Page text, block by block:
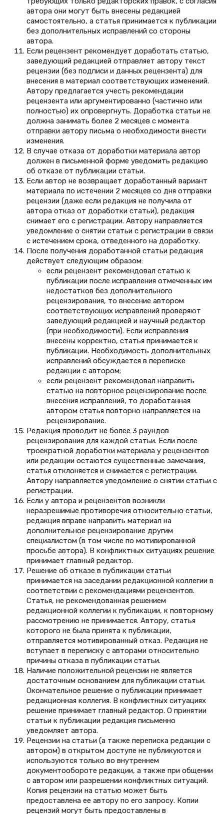
автора они могут быть внесены редакцией
самостоятельно, а статья принимается к публикации
без дополнительных исправлений со стороны
автора.
Если рецензент рекомендует доработать статью,
заведующий редакцией отправляет автору текст
рецензии (без подписи и данных рецензента) для
внесения в материал соответствующих изменений.
Автору предлагается учесть рекомендации
рецензента или аргументированно (частично или
полностью) их опровергнуть. Доработка статьи не
должна занимать более 2 месяцев с момента
отправки автору письма о необходимости внести
изменения.
В случае отказа от доработки материала автор
должен в письменной форме уведомить редакцию
об отказе от публикации статьи.
Если автор не возвращает доработанный вариант
материала по истечении 2 месяцев со дня отправки
рецензии (даже если редакция не получила от
автора отказ от доработки статьи), редакция
снимает его с регистрации. Автору направляется
уведомление о снятии статьи с регистрации в связи
с истечением срока, отведенного на доработку.
После получения доработанной статьи редакция
действует следующим образом:
если рецензент рекомендовал статью к
публикации после исправления отмеченных им
недостатков без дополнительного
рецензирования, то внесение автором
соответствующих исправлений проверяют
заведующий редакцией и научный редактор
(при необходимости). Если исправления
внесены корректно, статья принимается к
публикации. Необходимость дополнительных
исправлений обсуждается в переписке
редакции с автором;
если рецензент рекомендовал направить
статью на повторное рецензирование после
внесения исправлений, то доработанная
автором статья повторно направляется на
рецензирование.
Редакция проводит не более 3 раундов
рецензирования для каждой статьи. Если после
троекратной доработки материала у рецензентов
или редакции остаются существенные замечания,
статья отклоняется и снимается с регистрации.
Автору направляется уведомление о снятии статьи с
регистрации.
Если у автора и рецензентов возникли
неразрешимые противоречия относительно статьи,
редакция вправе направить материал на
дополнительное рецензирование другим
специалистом (в том числе по мотивированной
просьбе автора). В конфликтных ситуациях решение
принимает главный редактор.
Решение об отказе в публикации статьи
принимается на заседании редакционной коллегии в
соответствии с рекомендациями рецензентов.
Статья, не рекомендованная решением
редакционной коллегии к публикации, к повторному
рассмотрению не принимается. Автору, статья
которого не была принята к публикации,
отправляется мотивированный отказ. Редакция не
вступает в переписку с авторами относительно
причины отказа в публикации статьи.
Наличие положительной рецензии не является
достаточным основанием для публикации статьи.
Окончательное решение о публикации принимает
редакционная коллегия. В конфликтных ситуациях
решение принимает главный редактор. О принятии
статьи к публикации редакция письменно
уведомляет автора.
Рецензии на статьи (а также переписка редакции с
автором) в открытом доступе не публикуются и
используются только во внутреннем
документообороте редакции, а также при общении
с автором или разрешении конфликтных ситуаций.
Копия рецензии на статью может быть
предоставлена ее автору по его запросу. Копии
рецензий могут быть предоставлены в